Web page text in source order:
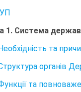
1. Система
та
органів
та